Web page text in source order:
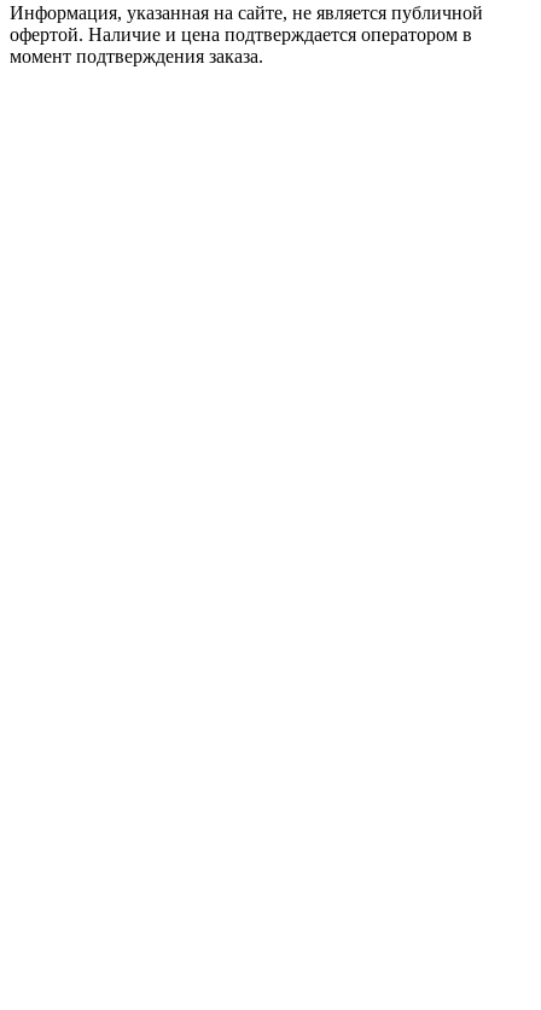
Информация, указанная на сайте, не является публичной
офертой. Наличие и цена подтверждается оператором в
момент подтверждения заказа.